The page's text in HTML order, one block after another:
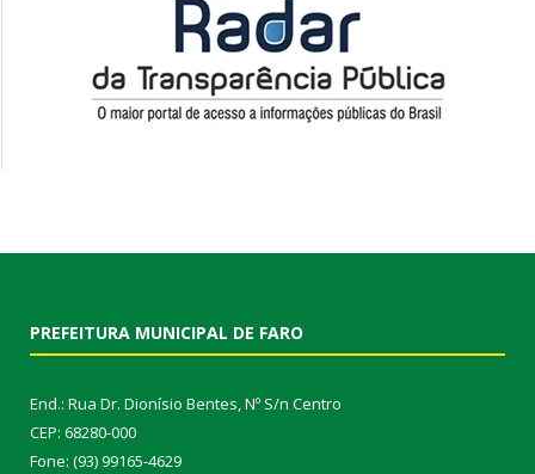
PREFEITURA MUNICIPAL DE FARO
End.: Rua Dr. Dionísio Bentes, Nº S/n Centro
CEP: 68280-000
Fone: (93) 99165-4629